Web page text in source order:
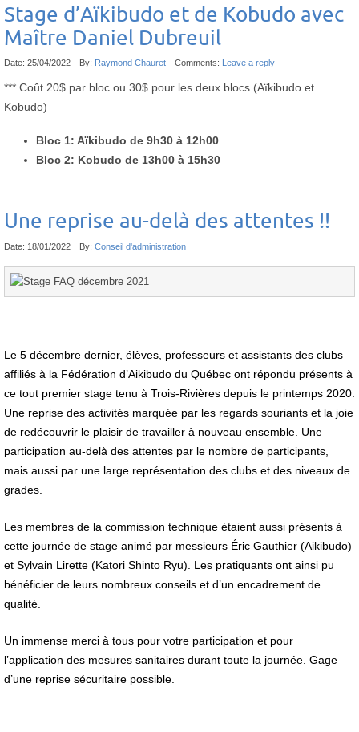
Stage d’Aïkibudo et de Kobudo avec
Maître Daniel Dubreuil
Date: 25/04/2022 By: Raymond Chauret Comments: Leave a reply
*** Coût 20$ par bloc ou 30$ pour les deux blocs (Aïkibudo et
Kobudo)
Bloc 1: Aïkibudo de 9h30 à 12h00
Bloc 2: Kobudo de 13h00 à 15h30
Une reprise au-delà des attentes !!
Date: 18/01/2022 By: Conseil d'administration
Le 5 décembre dernier, élèves, professeurs et assistants des clubs
affiliés à la Fédération d’Aikibudo du Québec ont répondu présents à
ce tout premier stage tenu à Trois-Rivières depuis le printemps 2020.
Une reprise des activités marquée par les regards souriants et la joie
de redécouvrir le plaisir de travailler à nouveau ensemble. Une
participation au-delà des attentes par le nombre de participants,
mais aussi par une large représentation des clubs et des niveaux de
grades.
Les membres de la commission technique étaient aussi présents à
cette journée de stage animé par messieurs Éric Gauthier (Aikibudo)
et Sylvain Lirette (Katori Shinto Ryu). Les pratiquants ont ainsi pu
bénéficier de leurs nombreux conseils et d’un encadrement de
qualité.
Un immense merci à tous pour votre participation et pour
l’application des mesures sanitaires durant toute la journée. Gage
d’une reprise sécuritaire possible.